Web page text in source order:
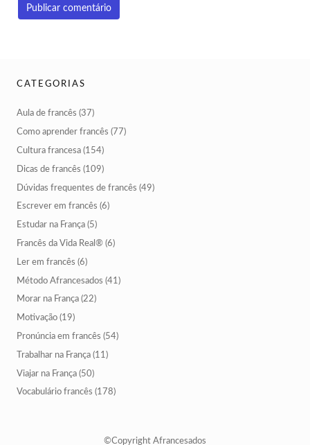
CATEGORIAS
Aula de francês (37)
Como aprender francês (77)
Cultura francesa (154)
Dicas de francês (109)
Dúvidas frequentes de francês (49)
Escrever em francês (6)
Estudar na França (5)
Francês da Vida Real® (6)
Ler em francês (6)
Método Afrancesados (41)
Morar na França (22)
Motivação (19)
Pronúncia em francês (54)
Trabalhar na França (11)
Viajar na França (50)
Vocabulário francês (178)
©Copyright Afrancesados